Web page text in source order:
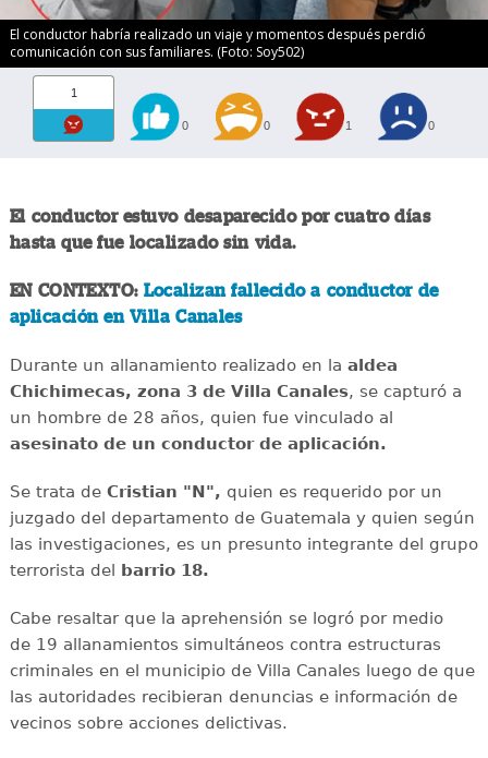
El conductor habría realizado un viaje y momentos después perdió
comunicación con sus familiares. (Foto: Soy502)
1
0 0 1 0
El conductor estuvo desaparecido por cuatro días
hasta que fue localizado sin vida.
EN CONTEXTO:Localizan fallecido a conductor de
aplicación en Villa Canales
Durante un allanamiento realizado en la aldea
Chichimecas, zona 3 de Villa Canales, se capturó a
un hombre de 28 años, quien fue vinculado al
asesinato de un conductor de aplicación.
Se trata de Cristian "N", quien es requerido por un
juzgado del departamento de Guatemala y quien según
las investigaciones, es un presunto integrante del grupo
terrorista del barrio 18.
Cabe resaltar que la aprehensión se logró por medio
de 19 allanamientos simultáneos contra estructuras
criminales en el municipio de Villa Canales luego de que
las autoridades recibieran denuncias e información de
vecinos sobre acciones delictivas.